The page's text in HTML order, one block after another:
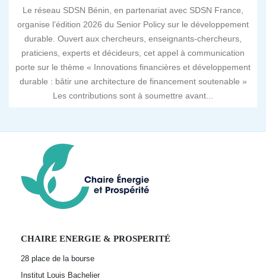
Le réseau SDSN Bénin, en partenariat avec SDSN France,
organise l’édition 2026 du Senior Policy sur le développement
durable. Ouvert aux chercheurs, enseignants-chercheurs,
praticiens, experts et décideurs, cet appel à communication
porte sur le thème « Innovations financières et développement
durable : bâtir une architecture de financement soutenable »
Les contributions sont à soumettre avant...
CHAIRE ENERGIE & PROSPERITÉ
28 place de la bourse
Institut Louis Bachelier